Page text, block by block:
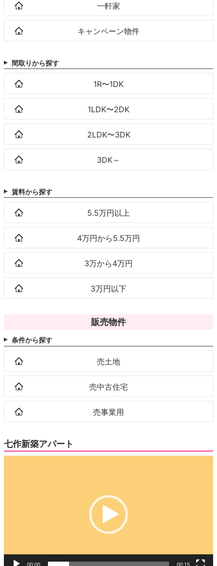
一軒家
キャンペーン物件
間取りから探す
1R〜1DK
1LDK〜2DK
2LDK〜3DK
3DK～
賃料から探す
5.5万円以上
4万円から5.5万円
3万から4万円
3万円以下
販売物件
条件から探す
売土地
売中古住宅
売事業用
七作新築アパート
00:00 00:15